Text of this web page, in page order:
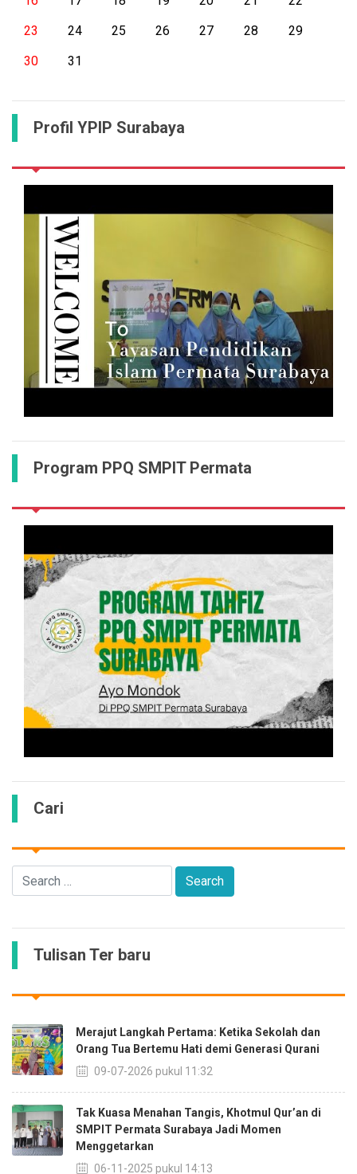
23
24 25 26 27 28
29
30
31
Profil YPIP Surabaya
Program PPQ SMPIT Permata
Cari
Tulisan Ter baru
Merajut Langkah Pertama: Ketika Sekolah dan
Orang Tua Bertemu Hati demi Generasi Qurani
09-07-2026 pukul 11:32
Tak Kuasa Menahan Tangis, Khotmul Qur’an di
SMPIT Permata Surabaya Jadi Momen
Menggetarkan
06-11-2025 pukul 14:13